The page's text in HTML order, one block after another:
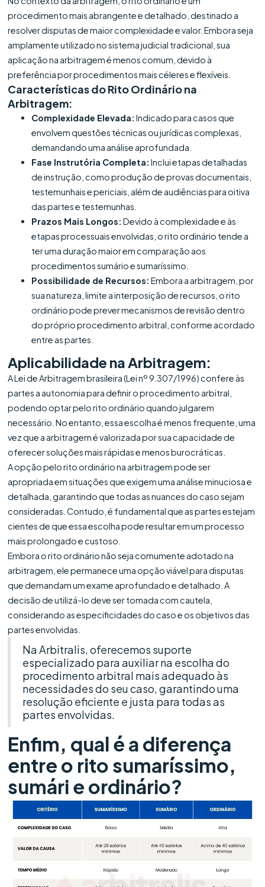
procedimento mais abrangente e detalhado, destinado a
resolver disputas de maior complexidade e valor. Embora seja
amplamente utilizado no sistema judicial tradicional, sua
aplicação na arbitragem é menos comum, devido à
preferência por procedimentos mais céleres e flexíveis.
Características do Rito Ordinário na
Arbitragem:
Complexidade Elevada: Indicado para casos que
envolvem questões técnicas ou jurídicas complexas,
demandando uma análise aprofundada.
Fase Instrutória Completa: Inclui etapas detalhadas
de instrução, como produção de provas documentais,
testemunhais e periciais, além de audiências para oitiva
das partes e testemunhas.
Prazos Mais Longos: Devido à complexidade e às
etapas processuais envolvidas, o rito ordinário tende a
ter uma duração maior em comparação aos
procedimentos sumário e sumaríssimo.
Possibilidade de Recursos: Embora a arbitragem, por
sua natureza, limite a interposição de recursos, o rito
ordinário pode prever mecanismos de revisão dentro
do próprio procedimento arbitral, conforme acordado
entre as partes.
Aplicabilidade na Arbitragem:
A Lei de Arbitragem brasileira (Lei nº 9.307/1996) confere às
partes a autonomia para definir o procedimento arbitral,
podendo optar pelo rito ordinário quando julgarem
necessário. No entanto, essa escolha é menos frequente, uma
vez que a arbitragem é valorizada por sua capacidade de
oferecer soluções mais rápidas e menos burocráticas.
A opção pelo rito ordinário na arbitragem pode ser
apropriada em situações que exigem uma análise minuciosa e
detalhada, garantindo que todas as nuances do caso sejam
consideradas. Contudo, é fundamental que as partes estejam
cientes de que essa escolha pode resultar em um processo
mais prolongado e custoso.
Embora o rito ordinário não seja comumente adotado na
arbitragem, ele permanece uma opção viável para disputas
que demandam um exame aprofundado e detalhado. A
decisão de utilizá-lo deve ser tomada com cautela,
considerando as especificidades do caso e os objetivos das
partes envolvidas.
Na Arbitralis, oferecemos suporte
especializado para auxiliar na escolha do
procedimento arbitral mais adequado às
necessidades do seu caso, garantindo uma
resolução eficiente e justa para todas as
partes envolvidas.
Enfim, qual é a diferença
entre o rito sumaríssimo,
sumári e ordinário?